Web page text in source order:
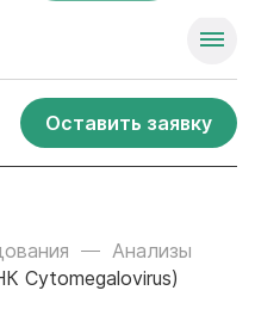
Оставить заявку
Анализы
Cytomegalovirus)